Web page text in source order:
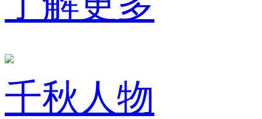
千秋人物